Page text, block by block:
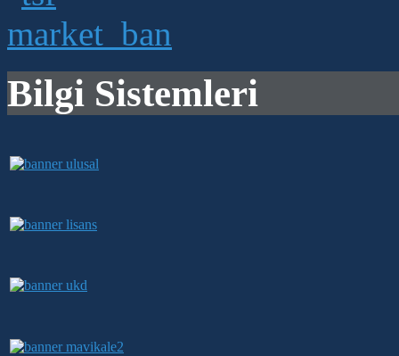
Bilgi Sistemleri